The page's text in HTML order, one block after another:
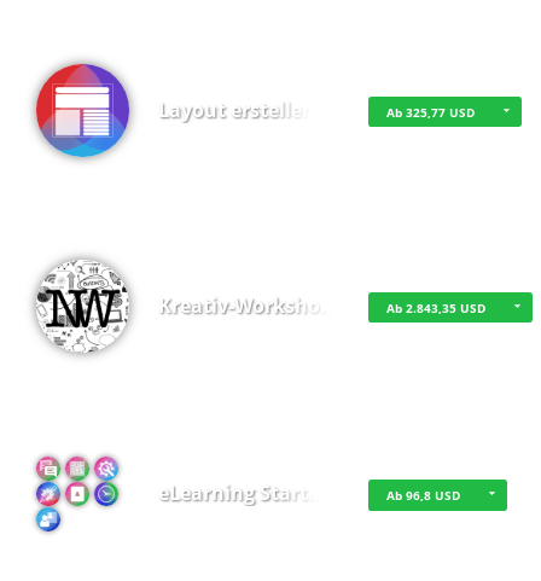
Layout erstellen Ab 325,77 USD
Kreativ-Worksho… Ab 2.843,35 USD
eLearning Start… Ab 96,8 USD